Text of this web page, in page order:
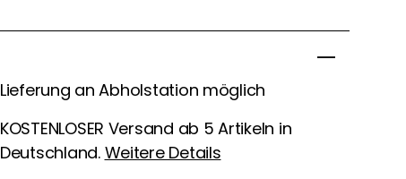
Lieferung an Abholstation möglich
KOSTENLOSER Versand ab 5 Artikeln in
Deutschland. Weitere Details